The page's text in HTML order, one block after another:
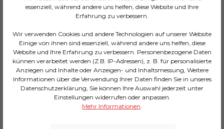
Oberflächenstruktur
Das Bild Flower Boat und weitere Bildmotive
Shop
Beschreibung
Auf zu neuen Ufern mit diesem asiatischen Boot
und seiner farbenfrohen Blütenfracht! Es bringt
essenziell, während andere uns helfen, diese Website und Ihre
Erfahrung zu verbessern.
Wir verwenden Cookies und andere Technologien auf unserer Website
Einige von ihnen sind essenziell, während andere uns helfen, diese
Website und Ihre Erfahrung zu verbessern. Personenbezogene Daten
künnen verarbeitet werden (Z.B. IP-Adressen), z. B. für personalisierte
Anziegen und Inhalte oder Anzeigen- und Inhaltsmessung, Weitere
Informationen über die Verwendung Ihrer Daten finden Sie in unseres
Datenschutzerklärung, Sie können Ihre Auswahl jederzeit unter
Einstellungen widerrufen oder anpassen.
Mehr Informationen.